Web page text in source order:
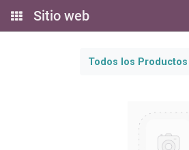
Sitio web
Todos los Productos